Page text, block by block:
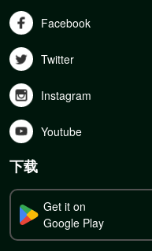
Facebook
Twitter
Instagram
Youtube
下载
Get it on
Google Play